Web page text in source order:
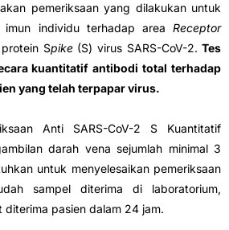
pemeriksaan yang dilakukan untuk
imun individu terhadap area Receptor
Spike(S) virus SARS-CoV-2. Tes
kuantitatif antibodi total terhadap
yang telah terpapar virus.
Anti SARS-CoV-2 S Kuantitatif
darah vena sejumlah minimal 3
untuk menyelesaikan pemeriksaan
sampel diterima di laboratorium,
pasien dalam 24 jam.